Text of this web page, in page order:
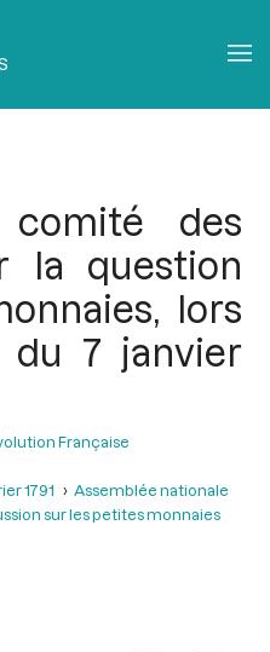
des
la question
lors
du 7 janvier
Française
1791
Assemblée nationale
sur les petites monnaies